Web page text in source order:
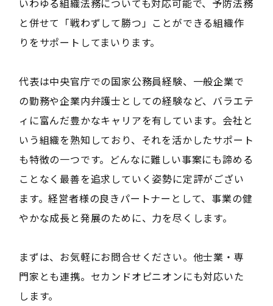
いわゆる組織法務についても対応可能で、予防法務
と併せて「戦わずして勝つ」ことができる組織作
りをサポートしてまいります。
代表は中央官庁での国家公務員経験、一般企業で
の勤務や企業内弁護士としての経験など、バラエテ
ィに富んだ豊かなキャリアを有しています。会社と
いう組織を熟知しており、それを活かしたサポート
も特徴の一つです。どんなに難しい事案にも諦める
ことなく最善を追求していく姿勢に定評がござい
ます。経営者様の良きパートナーとして、事業の健
やかな成長と発展のために、力を尽くします。
まずは、お気軽にお問合せください。他士業・専
門家とも連携。セカンドオピニオンにも対応いた
します。